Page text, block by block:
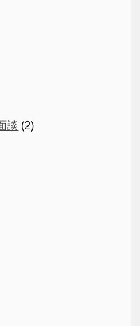
談 (2)